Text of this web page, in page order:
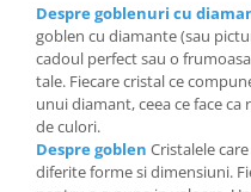
Despre goblenuri cu
goblen cu diamante (sau
cadoul perfect sau o
tale. Fiecare cristal ce
unui diamant, ceea ce face
de culori.
Despre goblen Cristalele
diferite forme si dimensiuni.